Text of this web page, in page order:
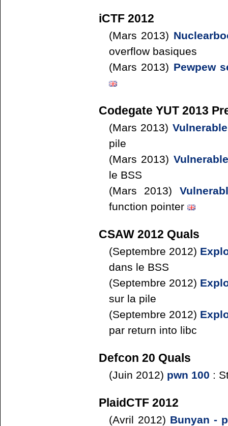
iCTF 2012
(Mars 2013)
overflow basiques
(Mars 2013) Pewpew
Codegate YUT 2013
(Mars 2013)
pile
(Mars 2013)
le BSS
(Mars 2013)
function pointer
CSAW 2012 Quals
(Septembre 2012)
dans le BSS
(Septembre 2012)
sur la pile
(Septembre 2012)
par return into libc
Defcon 20 Quals
(Juin 2012) pwn 100 :
PlaidCTF 2012
(Avril 2012) Bunyan -